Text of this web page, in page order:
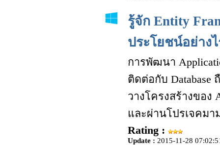
รู้จัก Entity
ประโยชน์อย่าง
การพัฒนา
ติดต่อกับ
วางโครงสร้างของ
และผ่านโปรเจคม
Rating :
Update : 2015-11-28